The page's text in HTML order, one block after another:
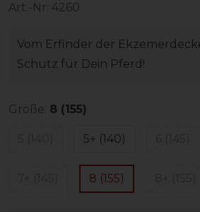
Art.-Nr: 4260
Vom Erfinder der
Schutz für Dein Pferd!
Größe: 8 (155)
5+ (140)
8 (155)